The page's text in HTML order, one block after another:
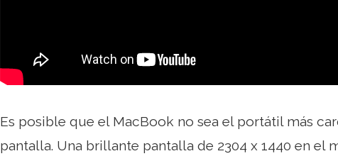
Es posible que el MacBook no sea el portátil más
pantalla. Una brillante pantalla de 2304 x 1440 en el